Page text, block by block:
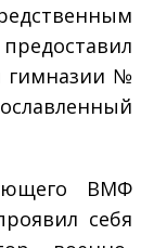
гимназии №
ВМФ
себя